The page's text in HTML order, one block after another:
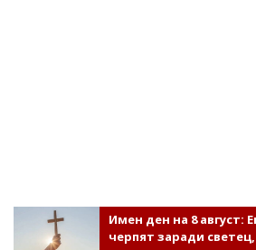
Имен ден на 8 август:
черпят заради